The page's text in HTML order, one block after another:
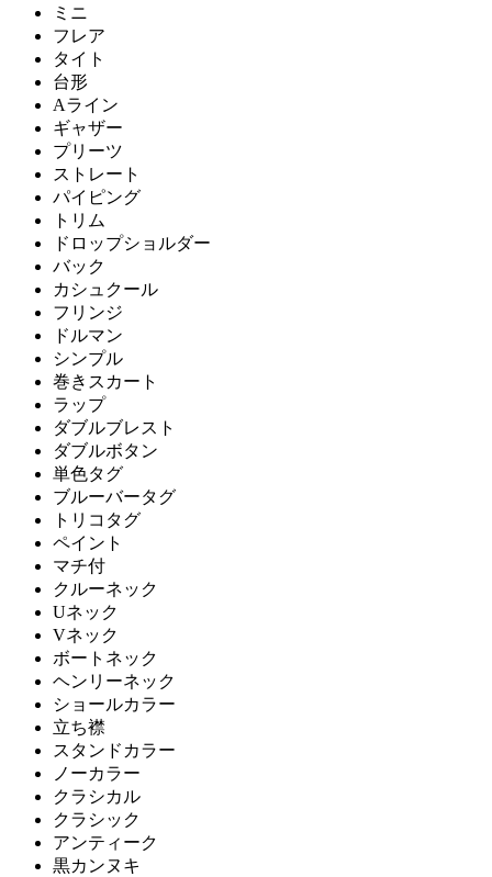
ミニ
フレア
タイト
台形
Aライン
ギャザー
プリーツ
ストレート
パイピング
トリム
ドロップショルダー
バック
カシュクール
フリンジ
ドルマン
シンプル
巻きスカート
ラップ
ダブルブレスト
ダブルボタン
単色タグ
ブルーバータグ
トリコタグ
ペイント
マチ付
クルーネック
Uネック
Vネック
ボートネック
ヘンリーネック
ショールカラー
立ち襟
スタンドカラー
ノーカラー
クラシカル
クラシック
アンティーク
黒カンヌキ